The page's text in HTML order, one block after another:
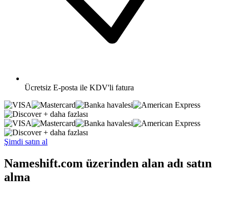
Ücretsiz E-posta ile KDV'li fatura
+ daha fazlası
+ daha fazlası
Şimdi satın al
Nameshift.com üzerinden alan adı satın
alma